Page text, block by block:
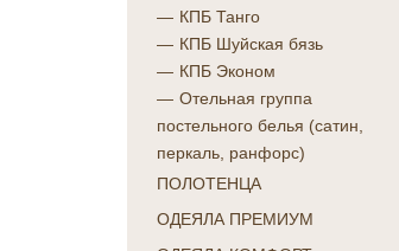
КПБ Танго
КПБ Шуйская бязь
КПБ Эконом
Отельная группа
постельного белья (сатин,
перкаль, ранфорс)
ПОЛОТЕНЦА
ОДЕЯЛА ПРЕМИУМ